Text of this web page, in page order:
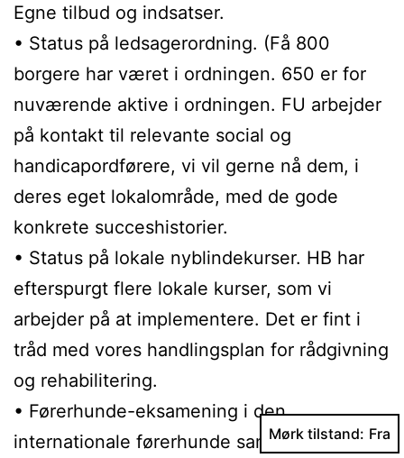
Egne tilbud og indsatser.
• Status på ledsagerordning. (Få 800
borgere har været i ordningen. 650 er for
nuværende aktive i ordningen. FU arbejder
på kontakt til relevante social og
handicapordførere, vi vil gerne nå dem, i
deres eget lokalområde, med de gode
konkrete succeshistorier.
• Status på lokale nyblindekurser. HB har
efterspurgt flere lokale kurser, som vi
arbejder på at implementere. Det er fint i
tråd med vores handlingsplan for rådgivning
og rehabilitering.
• Førerhunde-eksamening i den
internationale førerhunde sammenslutning i
Mørk tilstand: